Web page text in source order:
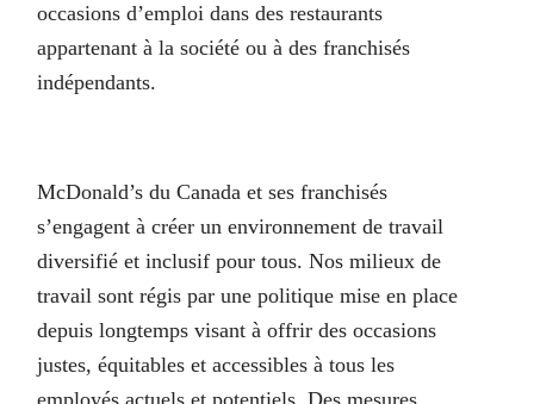
occasions d’emploi dans des restaurants
appartenant à la société ou à des franchisés
indépendants.
McDonald’s du Canada et ses franchisés
s’engagent à créer un environnement de travail
diversifié et inclusif pour tous. Nos milieux de
travail sont régis par une politique mise en place
depuis longtemps visant à offrir des occasions
justes, équitables et accessibles à tous les